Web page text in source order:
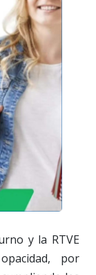
y la RTVE
por